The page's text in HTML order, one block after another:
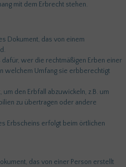
mit dem Erbrecht stehen.
Dokument, das von einem
wer die rechtmäßigen Erben einer
welchem Umfang sie erbberechtigt
den Erbfall abzuwickeln, z.B. um
zu übertragen oder andere
Erbscheins erfolgt beim örtlichen
das von einer Person erstellt